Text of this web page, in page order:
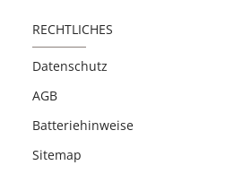
RECHTLICHES
Datenschutz
AGB
Batteriehinweise
Sitemap